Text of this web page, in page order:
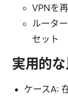
VPNを
ルータ
セット
実用的
ケースA: